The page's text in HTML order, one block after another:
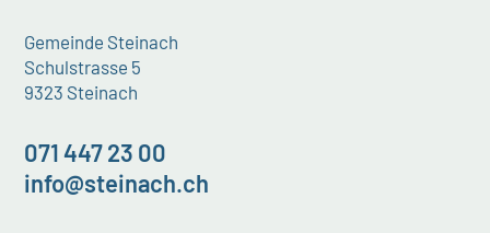
Gemeinde Steinach
Schulstrasse 5
9323 Steinach
071 447 23 00
info@steinach.ch